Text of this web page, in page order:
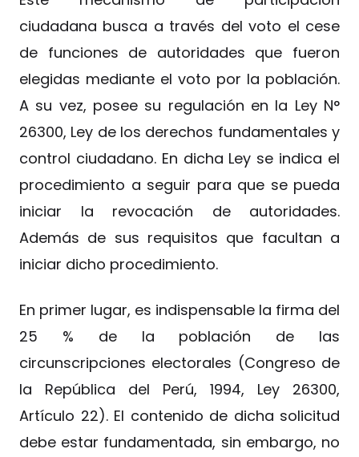
ciudadana busca a través del voto el cese
de funciones de autoridades que fueron
elegidas mediante el voto por la población.
A su vez, posee su regulación en la Ley N°
26300, Ley de los derechos fundamentales y
control ciudadano. En dicha Ley se indica el
procedimiento a seguir para que se pueda
iniciar la revocación de autoridades.
Además de sus requisitos que facultan a
iniciar dicho procedimiento.
En primer lugar, es indispensable la firma del
25 % de la población de las
circunscripciones electorales (Congreso de
la República del Perú, 1994, Ley 26300,
Artículo 22). El contenido de dicha solicitud
debe estar fundamentada, sin embargo, no